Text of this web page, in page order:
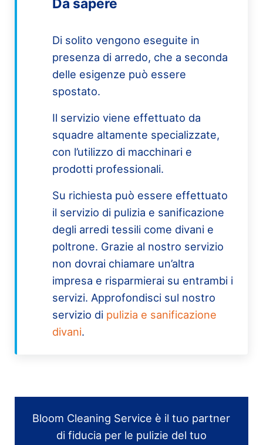
Da sapere
Di solito vengono eseguite in
presenza di arredo, che a seconda
delle esigenze può essere
spostato.
Il servizio viene effettuato da
squadre altamente specializzate,
con l’utilizzo di macchinari e
prodotti professionali.
Su richiesta può essere effettuato
il servizio di pulizia e sanificazione
degli arredi tessili come divani e
poltrone. Grazie al nostro servizio
non dovrai chiamare un’altra
impresa e risparmierai su entrambi i
servizi. Approfondisci sul nostro
servizio di pulizia e sanificazione
divani.
Bloom Cleaning Service è il tuo partner
di fiducia per le pulizie del tuo